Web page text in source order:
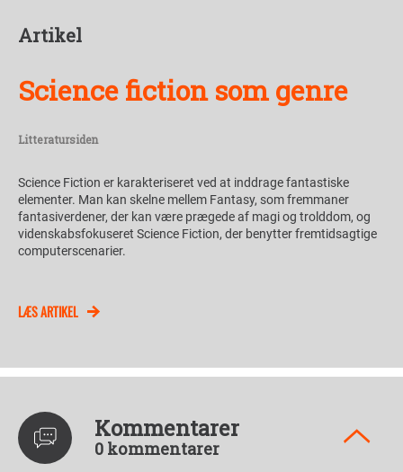
Artikel
Science fiction som genre
Litteratursiden
Science Fiction er karakteriseret ved at inddrage fantastiske
elementer. Man kan skelne mellem Fantasy, som fremmaner
fantasiverdener, der kan være prægede af magi og trolddom, og
videnskabsfokuseret Science Fiction, der benytter fremtidsagtige
computerscenarier.
LÆS ARTIKEL
Kommentarer
0 kommentarer